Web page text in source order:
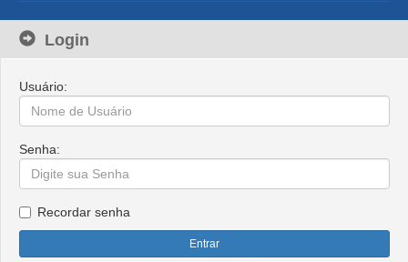
Login
Usuário:
Senha:
Recordar senha